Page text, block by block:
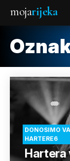
mojarijeka
DONOSIMO
HARTERE6
Hartera